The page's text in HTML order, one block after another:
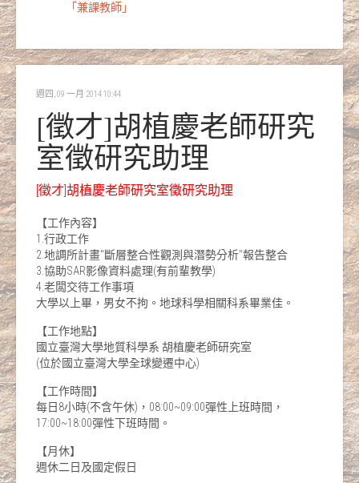
「兼課教師」
週四, 09 一月 2014 10:44
[徵才]胡植慶老師研究
室徵研究助理
[徵才]胡植慶老師研究室徵研究助理
【工作內容】
1.行政工作
2.地調所計畫"斷層整合性觀測與潛勢分析"報告整合
3.協助SAR影像資料處理(有前輩教學)
4.老闆交待工作事項
大學以上畢，男女不拘。地球科學相關科系畢業佳。
【工作地點】
國立臺灣大學地質科學系 胡植慶老師研究室
(位於國立臺灣大學全球變遷中心)
【工作時間】
每日8小時(不含午休)，08:00~09:00彈性上班時間，
17:00~18:00彈性下班時間。
【月休】
週休二日及國定假日